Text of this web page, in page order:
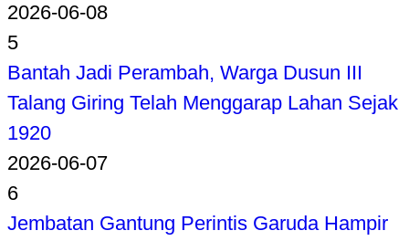
2026-06-08
5
Bantah Jadi Perambah, Warga Dusun III
Talang Giring Telah Menggarap Lahan Sejak
1920
2026-06-07
6
Jembatan Gantung Perintis Garuda Hampir